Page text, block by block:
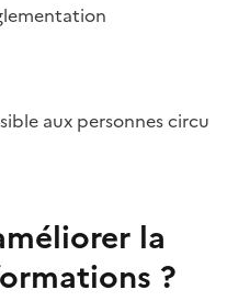
aux personnes circu
la
?